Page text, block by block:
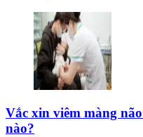
Vắc xin viêm màng
nào?